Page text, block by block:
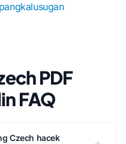
PDF
FAQ
Czech hacek